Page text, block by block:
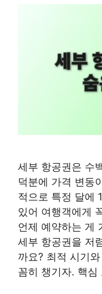
세부 항공권은 수
덕분에 가격 변동
적으로 특정 달에
있어 여행객에게
언제 예약하는 게
세부 항공권을 저
까요? 최적 시기
꼼히 챙기자. 핵